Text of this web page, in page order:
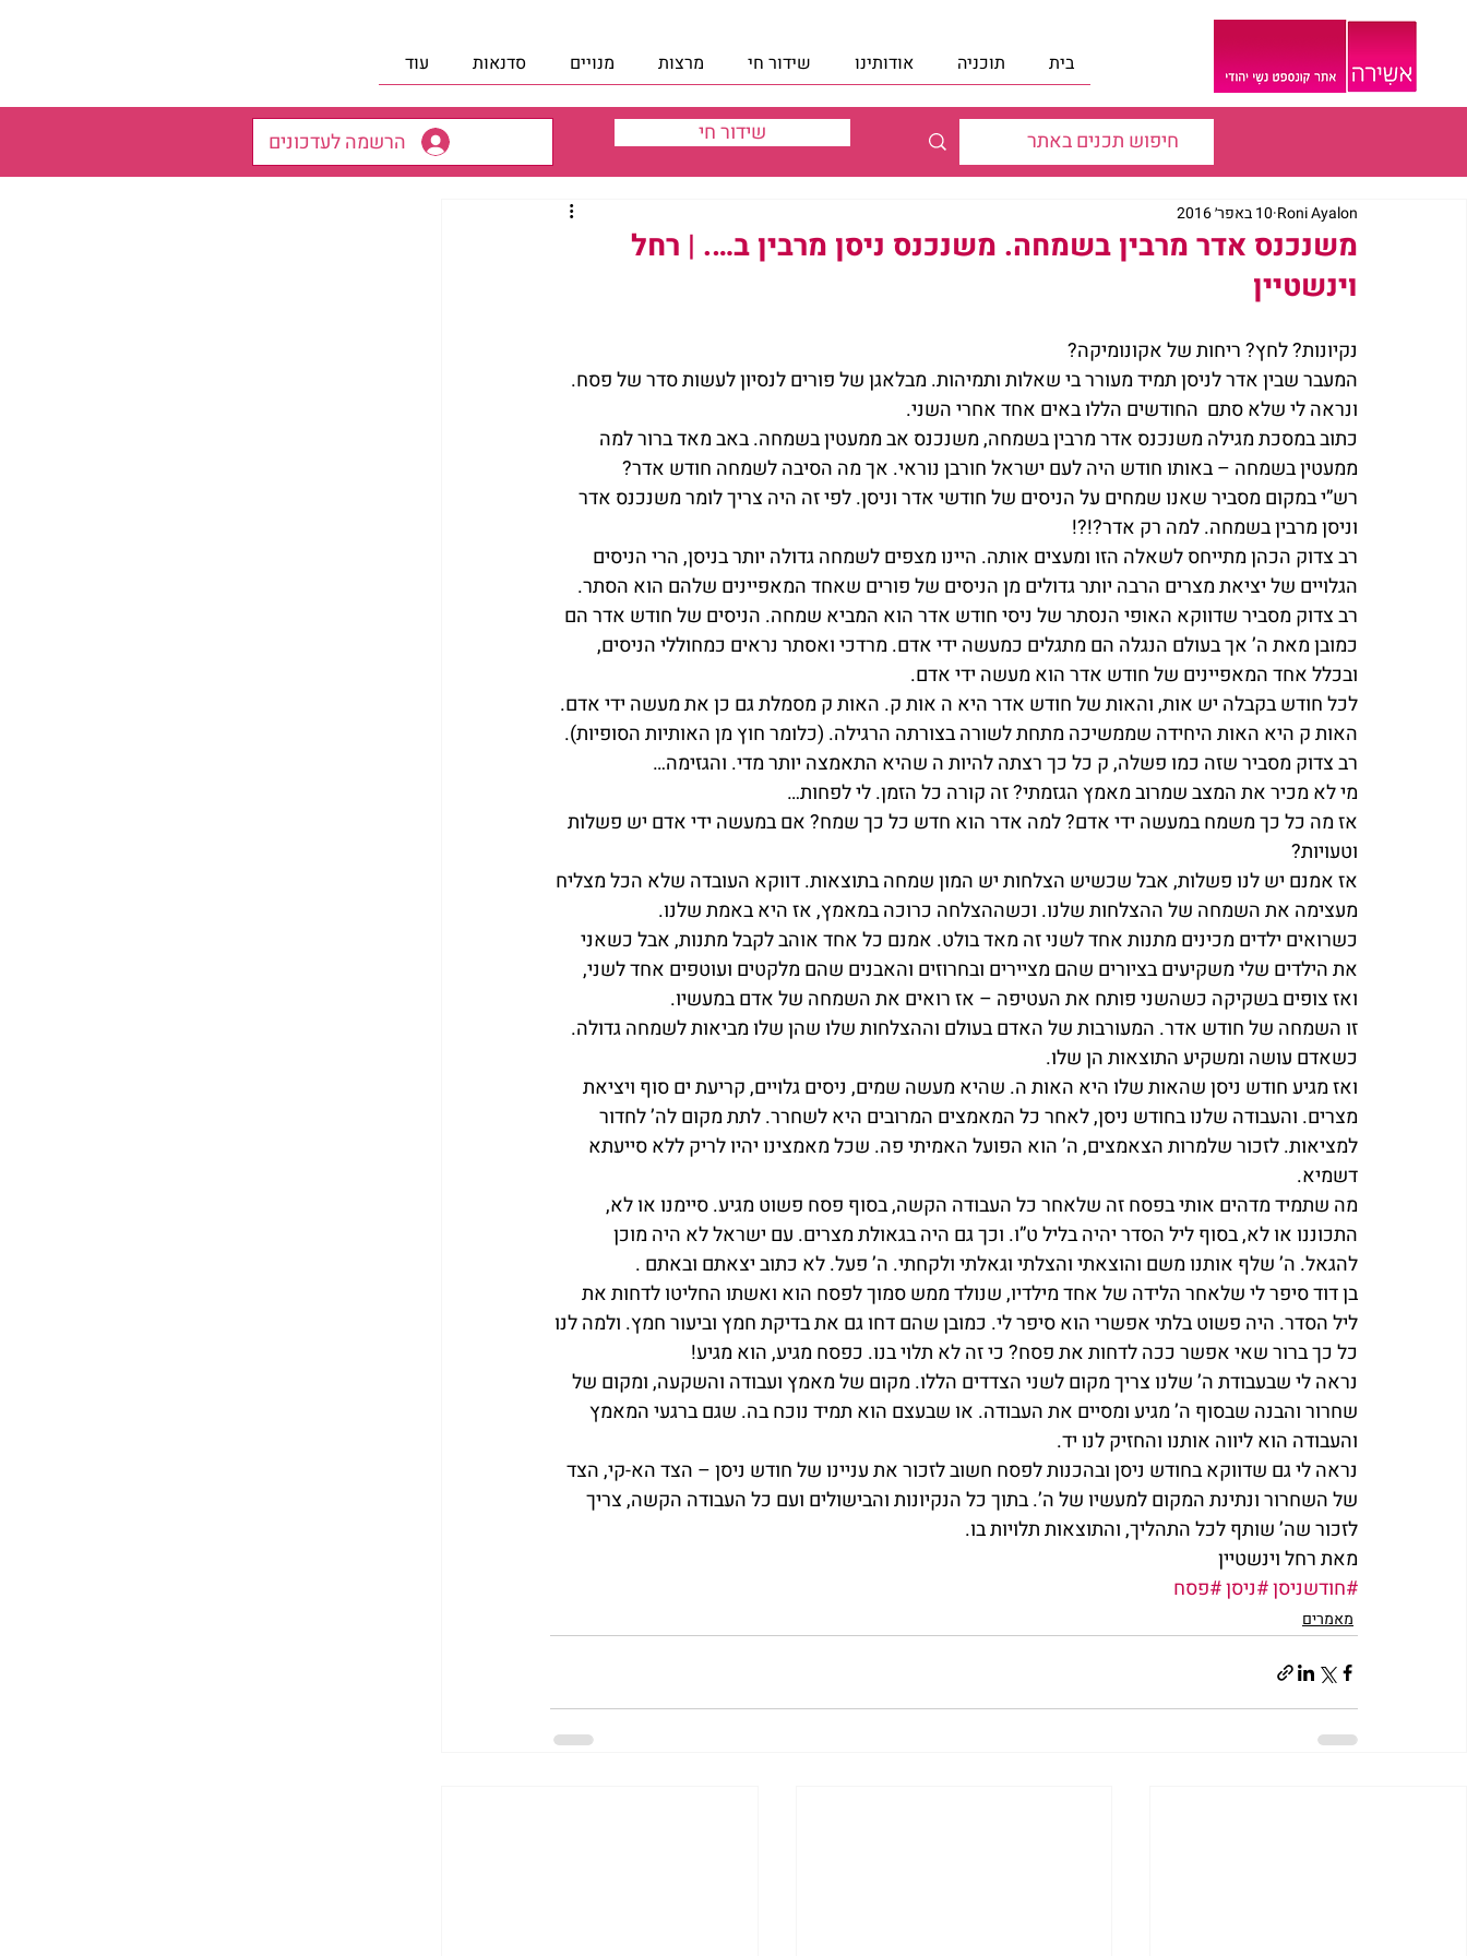
בית תוכניה אודותינו שידור חי מרצות מנויים סדנאות עוד
הרשמה לעדכונים שידור חי
משנכנס אדר מרבין בשמחה. משנכנס ניסן מרבין ב…. | רחל
וינשטיין
Roni Ayalon 10 באפר׳ 2016
נקיונות? לחץ? ריחות של אקונומיקה?
המעבר שבין אדר לניסן תמיד מעורר בי שאלות ותמיהות. מבלאגן של פורים לנסיון לעשות סדר של פסח.
ונראה לי שלא סתם  החודשים הללו באים אחד אחרי השני.
כתוב במסכת מגילה משנכנס אדר מרבין בשמחה, משנכנס אב ממעטין בשמחה. באב מאד ברור למה
ממעטין בשמחה – באותו חודש היה לעם ישראל חורבן נוראי. אך מה הסיבה לשמחה חודש אדר?
רש”י במקום מסביר שאנו שמחים על הניסים של חודשי אדר וניסן. לפי זה היה צריך לומר משנכנס אדר
וניסן מרבין בשמחה. למה רק אדר?!?!
רב צדוק הכהן מתייחס לשאלה הזו ומעצים אותה. היינו מצפים לשמחה גדולה יותר בניסן, הרי הניסים
הגלויים של יציאת מצרים הרבה יותר גדולים מן הניסים של פורים שאחד המאפיינים שלהם הוא הסתר.
רב צדוק מסביר שדווקא האופי הנסתר של ניסי חודש אדר הוא המביא שמחה. הניסים של חודש אדר הם
כמובן מאת ה’ אך בעולם הנגלה הם מתגלים כמעשה ידי אדם. מרדכי ואסתר נראים כמחוללי הניסים,
ובכלל אחד המאפיינים של חודש אדר הוא מעשה ידי אדם.
לכל חודש בקבלה יש אות, והאות של חודש אדר היא ה אות ק. האות ק מסמלת גם כן את מעשה ידי אדם.
האות ק היא האות היחידה שממשיכה מתחת לשורה בצורתה הרגילה. (כלומר חוץ מן האותיות הסופיות).
רב צדוק מסביר שזה כמו פשלה, ק כל כך רצתה להיות ה שהיא התאמצה יותר מדי. והגזימה…
מי לא מכיר את המצב שמרוב מאמץ הגזמתי? זה קורה כל הזמן. לי לפחות…
אז מה כל כך משמח במעשה ידי אדם? למה אדר הוא חדש כל כך שמח? אם במעשה ידי אדם יש פשלות
וטעויות?
אז אמנם יש לנו פשלות, אבל שכשיש הצלחות יש המון שמחה בתוצאות. דווקא העובדה שלא הכל מצליח
מעצימה את השמחה של ההצלחות שלנו. וכשההצלחה כרוכה במאמץ, אז היא באמת שלנו.
כשרואים ילדים מכינים מתנות אחד לשני זה מאד בולט. אמנם כל אחד אוהב לקבל מתנות, אבל כשאני
את הילדים שלי משקיעים בציורים שהם מציירים ובחרוזים והאבנים שהם מלקטים ועוטפים אחד לשני,
ואז צופים בשקיקה כשהשני פותח את העטיפה – אז רואים את השמחה של אדם במעשיו.
זו השמחה של חודש אדר. המעורבות של האדם בעולם וההצלחות שלו שהן שלו מביאות לשמחה גדולה.
כשאדם עושה ומשקיע התוצאות הן שלו.
ואז מגיע חודש ניסן שהאות שלו היא האות ה. שהיא מעשה שמים, ניסים גלויים, קריעת ים סוף ויציאת
מצרים. והעבודה שלנו בחודש ניסן, לאחר כל המאמצים המרובים היא לשחרר. לתת מקום לה’ לחדור
למציאות. לזכור שלמרות הצאמצים, ה’ הוא הפועל האמיתי פה. שכל מאמצינו יהיו לריק ללא סייעתא
דשמיא.
מה שתמיד מדהים אותי בפסח זה שלאחר כל העבודה הקשה, בסוף פסח פשוט מגיע. סיימנו או לא,
התכוננו או לא, בסוף ליל הסדר יהיה בליל ט”ו. וכך גם היה בגאולת מצרים. עם ישראל לא היה מוכן
להגאל. ה’ שלף אותנו משם והוצאתי והצלתי וגאלתי ולקחתי. ה’ פעל. לא כתוב יצאתם ובאתם .
בן דוד סיפר לי שלאחר הלידה של אחד מילדיו, שנולד ממש סמוך לפסח הוא ואשתו החליטו לדחות את
ליל הסדר. היה פשוט בלתי אפשרי הוא סיפר לי. כמובן שהם דחו גם את בדיקת חמץ וביעור חמץ. ולמה לנו
כל כך ברור שאי אפשר ככה לדחות את פסח? כי זה לא תלוי בנו. כפסח מגיע, הוא מגיע!
נראה לי שבעבודת ה’ שלנו צריך מקום לשני הצדדים הללו. מקום של מאמץ ועבודה והשקעה, ומקום של
שחרור והבנה שבסוף ה’ מגיע ומסיים את העבודה. או שבעצם הוא תמיד נוכח בה. שגם ברגעי המאמץ
והעבודה הוא ליווה אותנו והחזיק לנו יד.
נראה לי גם שדווקא בחודש ניסן ובהכנות לפסח חשוב לזכור את עניינו של חודש ניסן – הצד הא-קי, הצד
של השחרור ונתינת המקום למעשיו של ה’. בתוך כל הנקיונות והבישולים ועם כל העבודה הקשה, צריך
לזכור שה’ שותף לכל התהליך, והתוצאות תלויות בו.
מאת רחל וינשטיין
#חודשניסן#ניסן#פסח
מאמרים